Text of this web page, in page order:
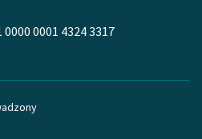
0001 4324 3317